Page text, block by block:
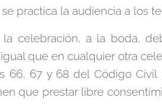
practica la audiencia a los
celebración, a la boda,
que en cualquier otra
66, 67 y 68 del Código
que prestar libre